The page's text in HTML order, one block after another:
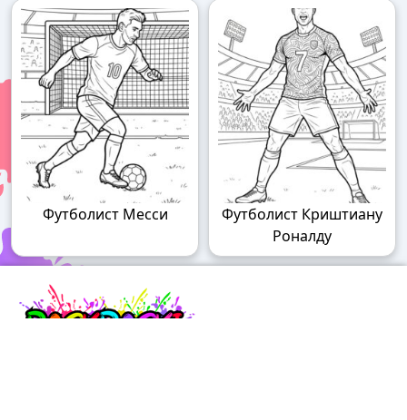
Футболист Месси
Футболист Криштиану
Роналду